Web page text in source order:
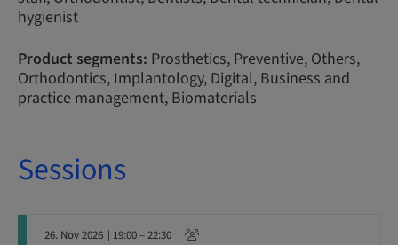
hygienist
Product segments: Prosthetics, Preventive, Others,
Orthodontics, Implantology, Digital, Business and
practice management, Biomaterials
Sessions
26. Nov 2026 | 19:00 – 22:30